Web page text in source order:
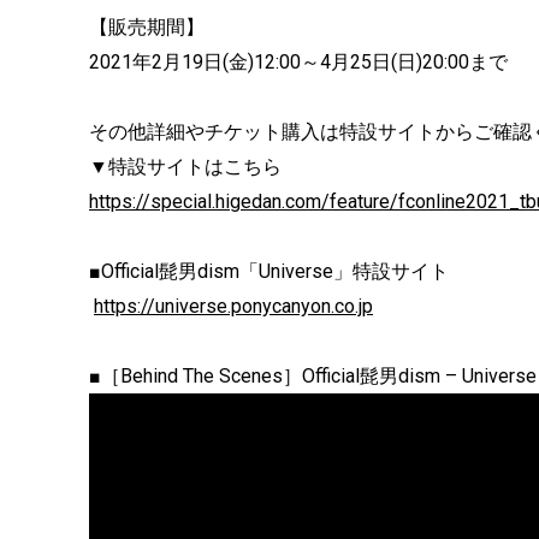
【販売期間】
2021年2月19日(金)12:00～4月25日(日)20:00まで
その他詳細やチケット購入は特設サイトからご確認
▼特設サイトはこちら
https://special.higedan.com/feature/
■Official髭男dism「Universe」 特設サイト
https://universe.ponycanyon.co.jp
■［Behind The Scenes］Official髭男dism – Universe